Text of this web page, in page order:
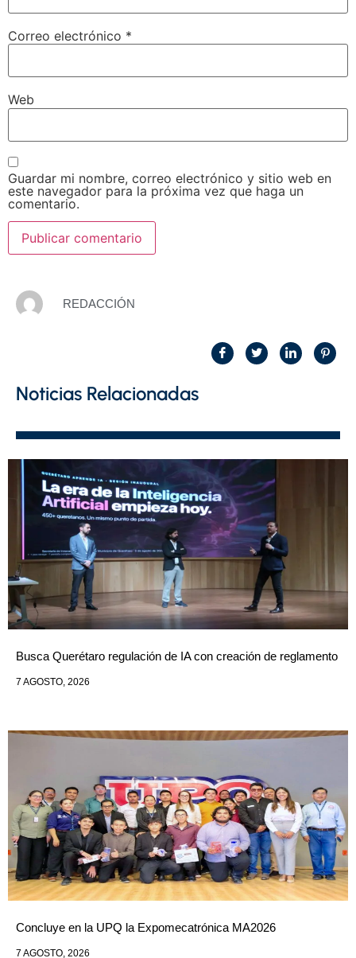
Correo electrónico *
Web
Guardar mi nombre, correo electrónico y sitio web en
este navegador para la próxima vez que haga un
comentario.
REDACCIÓN
Noticias Relacionadas
Busca Querétaro regulación de IA con creación de reglamento
7 AGOSTO, 2026
Concluye en la UPQ la Expomecatrónica MA2026
7 AGOSTO, 2026